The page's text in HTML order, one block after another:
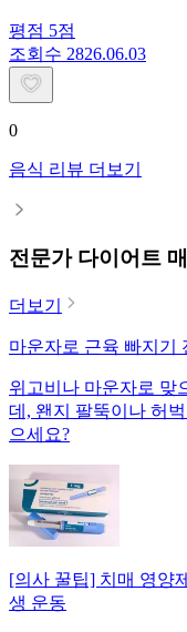
평점 5점
조회수 2826.06.03
0
음식 리뷰 더보기
전문가 다이어트
더보기
마운자로 근육 빠지기
위고비나 마운자로 맞
데, 왠지 팔뚝이나 허
으세요?
[의사 꿀팁] 치매 영양
생 운동